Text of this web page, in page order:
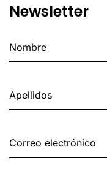
Newsletter